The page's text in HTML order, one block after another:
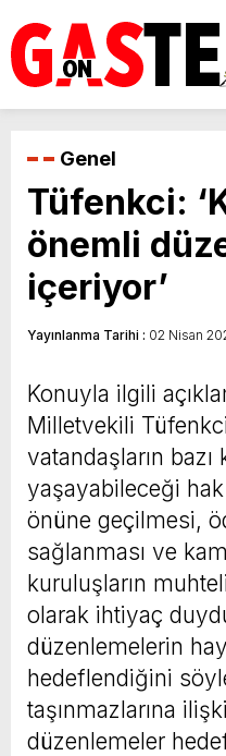
Genel
Tüfenkci:
önemli
içeriyor’
Yayınlanma Tarihi : 02 Nisan
Konuyla ilgili
Milletvekili
vatandaşların
yaşayabileceği
önüne geçilmesi,
sağlanması ve
kuruluşların
olarak ihtiyaç
düzenlemelerin
hedeflendiğini
taşınmazlarına
düzenlemeler